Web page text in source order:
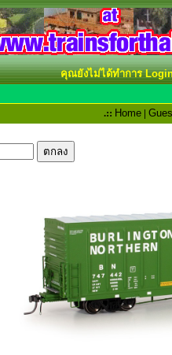
คุณยังไม่ได้ทำการ
.:: Home |